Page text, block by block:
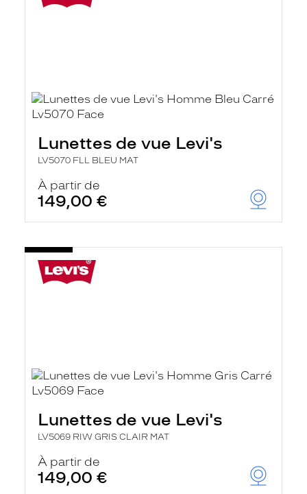
Lunettes de vue Levi's
LV5070 FLL BLEU MAT
À partir de
149,00 €
Lunettes de vue Levi's
LV5069 RIW GRIS CLAIR MAT
À partir de
149,00 €